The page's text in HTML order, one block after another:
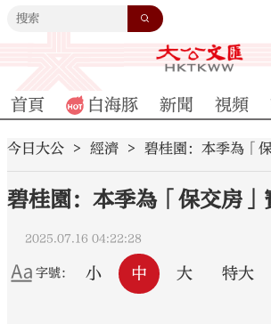
首頁 白海豚 新聞 視頻
今日大公 經濟 碧桂園：本季為「
碧桂園：本季為「保交房」
2025.07.16 04:22:28
字號： 小 中 大 特大